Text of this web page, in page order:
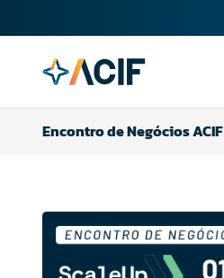
Encontro de Negócios ACIF